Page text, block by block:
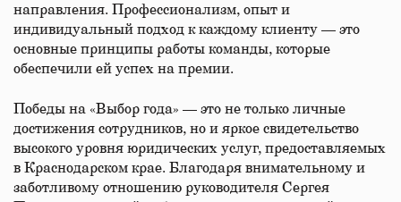
направления. Профессионализм, опыт и
индивидуальный подход к каждому клиенту — это
основные принципы работы команды, которые
обеспечили ей успех на премии.
Победы на «Выбор года» — это не только личные
достижения сотрудников, но и яркое свидетельство
высокого уровня юридических услуг, предоставляемых
в Краснодарском крае. Благодаря внимательному и
заботливому отношению руководителя Сергея